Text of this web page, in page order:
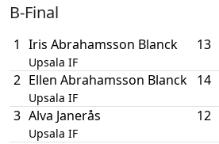
B-Final
1 Iris Abrahamsson Blanck
Upsala IF
13
2 Ellen Abrahamsson Blanck
Upsala IF
14
3 Alva Janerås
Upsala IF
12